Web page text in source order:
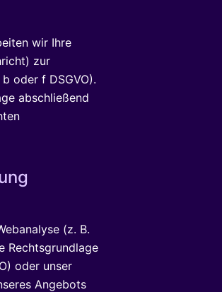
wir Ihre
zur
oder f DSGVO).
abschließend
(z. B.
Rechtsgrundlage
oder unser
Angebots